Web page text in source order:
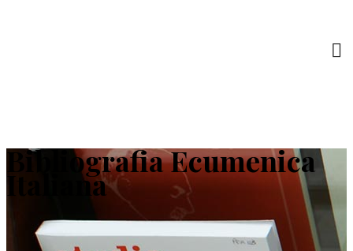
Bibliografia Ecumenica
Italiana